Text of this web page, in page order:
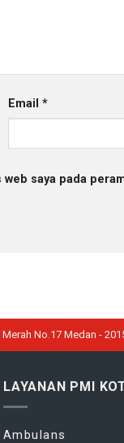
Email *
saya pada
No.17 Medan -
LAYANAN PMI
Ambulans